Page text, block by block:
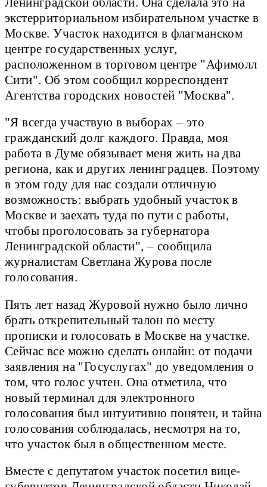
экстерриториальном избирательном участке в
Москве. Участок находится в флагманском
центре государственных услуг,
расположенном в торговом центре "Афимолл
Сити". Об этом сообщил корреспондент
Агентства городских новостей "Москва".
"Я всегда участвую в выборах – это
гражданский долг каждого. Правда, моя
работа в Думе обязывает меня жить на два
региона, как и других ленинградцев. Поэтому
в этом году для нас создали отличную
возможность: выбрать удобный участок в
Москве и заехать туда по пути с работы,
чтобы проголосовать за губернатора
Ленинградской области", – сообщила
журналистам Светлана Журова после
голосования.
Пять лет назад Журовой нужно было лично
брать открепительный талон по месту
прописки и голосовать в Москве на участке.
Сейчас все можно сделать онлайн: от подачи
заявления на "Госуслугах" до уведомления о
том, что голос учтен. Она отметила, что
новый терминал для электронного
голосования был интуитивно понятен, и тайна
голосования соблюдалась, несмотря на то,
что участок был в общественном месте.
Вместе с депутатом участок посетил вице-